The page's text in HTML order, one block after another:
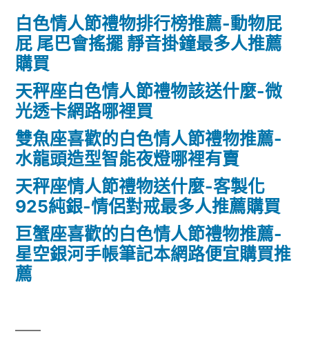
白色情人節禮物排行榜推薦-動物屁
屁 尾巴會搖擺 靜音掛鐘最多人推薦
購買
天秤座白色情人節禮物該送什麼-微
光透卡網路哪裡買
雙魚座喜歡的白色情人節禮物推薦-
水龍頭造型智能夜燈哪裡有賣
天秤座情人節禮物送什麼-客製化
925純銀-情侶對戒最多人推薦購買
巨蟹座喜歡的白色情人節禮物推薦-
星空銀河手帳筆記本網路便宜購買推
薦